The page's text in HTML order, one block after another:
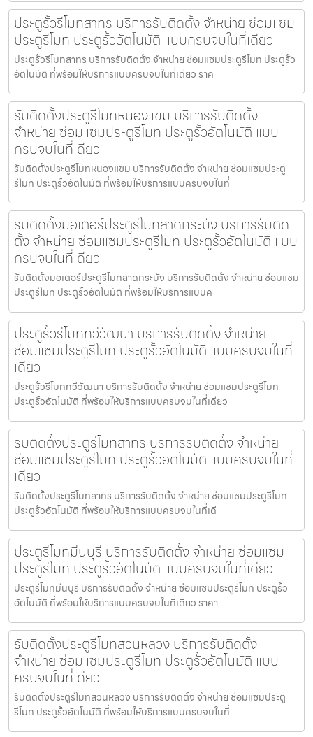
ประตูรั้วรีโมทสาทร บริการรับติดตั้ง จำหน่าย ซ่อมแซม
ประตูรีโมท ประตูรั้วอัตโนมัติ แบบครบจบในที่เดียว
ประตูรั้วรีโมทสาทร บริการรับติดตั้ง จำหน่าย ซ่อมแซมประตูรีโมท ประตูรั้ว
อัตโนมัติ ที่พร้อมให้บริการแบบครบจบในที่เดียว ราค
รับติดตั้งประตูรีโมทหนองแขม บริการรับติดตั้ง
จำหน่าย ซ่อมแซมประตูรีโมท ประตูรั้วอัตโนมัติ แบบ
ครบจบในที่เดียว
รับติดตั้งประตูรีโมทหนองแขม บริการรับติดตั้ง จำหน่าย ซ่อมแซมประตู
รีโมท ประตูรั้วอัตโนมัติ ที่พร้อมให้บริการแบบครบจบในที่
รับติดตั้งมอเตอร์ประตูรีโมทลาดกระบัง บริการรับติด
ตั้ง จำหน่าย ซ่อมแซมประตูรีโมท ประตูรั้วอัตโนมัติ แบบ
ครบจบในที่เดียว
รับติดตั้งมอเตอร์ประตูรีโมทลาดกระบัง บริการรับติดตั้ง จำหน่าย ซ่อมแซม
ประตูรีโมท ประตูรั้วอัตโนมัติ ที่พร้อมให้บริการแบบค
ประตูรั้วรีโมททวีวัฒนา บริการรับติดตั้ง จำหน่าย
ซ่อมแซมประตูรีโมท ประตูรั้วอัตโนมัติ แบบครบจบในที่
เดียว
ประตูรั้วรีโมททวีวัฒนา บริการรับติดตั้ง จำหน่าย ซ่อมแซมประตูรีโมท
ประตูรั้วอัตโนมัติ ที่พร้อมให้บริการแบบครบจบในที่เดียว
รับติดตั้งประตูรีโมทสาทร บริการรับติดตั้ง จำหน่าย
ซ่อมแซมประตูรีโมท ประตูรั้วอัตโนมัติ แบบครบจบในที่
เดียว
รับติดตั้งประตูรีโมทสาทร บริการรับติดตั้ง จำหน่าย ซ่อมแซมประตูรีโมท
ประตูรั้วอัตโนมัติ ที่พร้อมให้บริการแบบครบจบในที่เดี
ประตูรีโมทมีนบุรี บริการรับติดตั้ง จำหน่าย ซ่อมแซม
ประตูรีโมท ประตูรั้วอัตโนมัติ แบบครบจบในที่เดียว
ประตูรีโมทมีนบุรี บริการรับติดตั้ง จำหน่าย ซ่อมแซมประตูรีโมท ประตูรั้ว
อัตโนมัติ ที่พร้อมให้บริการแบบครบจบในที่เดียว ราคา
รับติดตั้งประตูรีโมทสวนหลวง บริการรับติดตั้ง
จำหน่าย ซ่อมแซมประตูรีโมท ประตูรั้วอัตโนมัติ แบบ
ครบจบในที่เดียว
รับติดตั้งประตูรีโมทสวนหลวง บริการรับติดตั้ง จำหน่าย ซ่อมแซมประตู
รีโมท ประตูรั้วอัตโนมัติ ที่พร้อมให้บริการแบบครบจบในที่